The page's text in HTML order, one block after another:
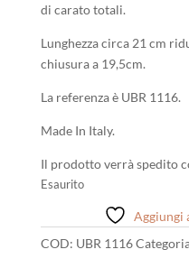
di carato totali.
Lunghezza circa 21 cm
chiusura a 19,5cm.
La referenza è UBR 1116.
Made In Italy.
Il prodotto verrà spedito
Esaurito
Aggiungi
COD: UBR 1116